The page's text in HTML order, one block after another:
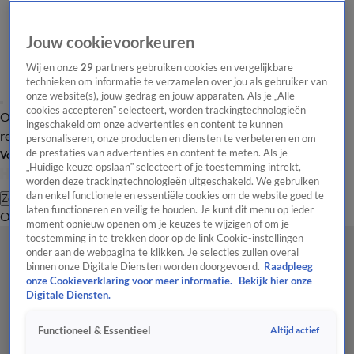
Overzicht Laatste nieuws Regionieuws Het beste van Hart
Tip de
redactie
Volg Hart van Nederland
Zoeken
OverzichtRegioUitzendingenWeerTip de redactiePanelVideo's
Jouw cookievoorkeuren
Wij en onze29 partners gebruiken cookies en vergelijkbare
technieken om informatie te verzamelen over jou als gebruiker van
onze website(s), jouw gedrag en jouw apparaten. Als je „Alle
cookies accepteren” selecteert, worden trackingtechnologieën
ingeschakeld om onze advertenties en content te kunnen
personaliseren, onze producten en diensten te verbeteren en om
de prestaties van advertenties en content te meten. Als je
„Huidige keuze opslaan” selecteert of je toestemming intrekt,
worden deze trackingtechnologieën uitgeschakeld. We gebruiken
dan enkel functionele en essentiële cookies om de website goed te
laten functioneren en veilig te houden. Je kunt dit menu op ieder
moment opnieuw openen om je keuzes te wijzigen of om je
toestemming in te trekken door op de link Cookie-instellingen
onder aan de webpagina te klikken. Je selecties zullen overal
binnen onze Digitale Diensten worden doorgevoerd. Raadpleeg
onze Cookieverklaring voor meer informatie.
Bekijk hier onze
Digitale Diensten.
Functioneel & Essentieel Altijd actief